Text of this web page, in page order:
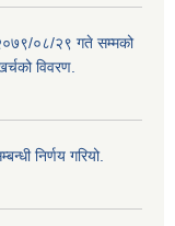
०८/२९ गते सम्मको
विवरण.
निर्णय गरियो.